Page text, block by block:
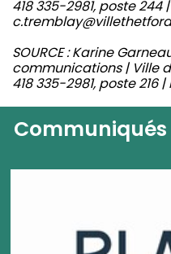
418 335-2981, poste 244 |
SOURCE : Karine
communications | Ville
418 335-2981, poste
Communiqués